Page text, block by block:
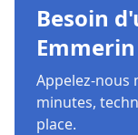
Besoin
Emmerin
Appelez-nous
minutes,
place.